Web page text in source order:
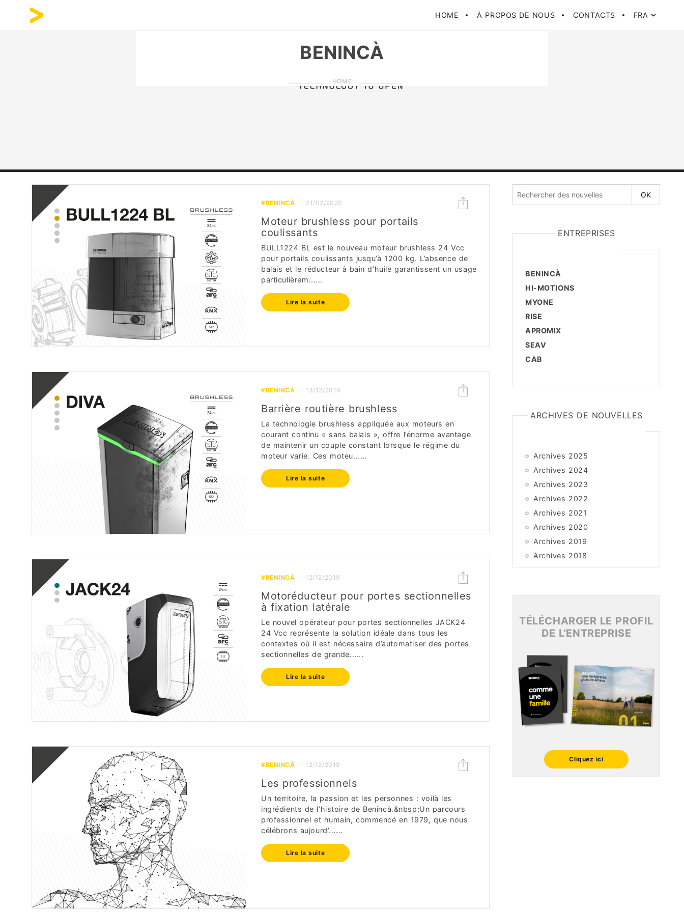
HOME À PROPOS DE NOUS CONTACTS FRA
BENINCÀ
HOME
#BENINCÀ 01/02/2020
Moteur brushless pour portails
coulissants
BULL1224 BL est le nouveau moteur brushless 24 Vcc
pour portails coulissants jusqu’à 1200 kg. L’absence de
balais et le réducteur à bain d’huile garantissent un usage
particulièrem......
Lire la suite
#BENINCÀ 13/12/2019
Barrière routière brushless
La technologie brushless appliquée aux moteurs en
courant continu « sans balais », offre l’énorme avantage
de maintenir un couple constant lorsque le régime du
moteur varie. Ces moteu......
Lire la suite
#BENINCÀ 12/12/2019
Motoréducteur pour portes sectionnelles
à fixation latérale
Le nouvel opérateur pour portes sectionnelles JACK24
24 Vcc représente la solution idéale dans tous les
contextes où il est nécessaire d’automatiser des portes
sectionnelles de grande......
Lire la suite
#BENINCÀ 12/12/2019
Les professionnels
Un territoire, la passion et les personnes : voilà les
ingrédients de l’histoire de Benincà.&nbsp;Un parcours
professionnel et humain, commencé en 1979, que nous
célébrons aujourd’......
Lire la suite
ENTREPRISES
BENINCÀ
HI-MOTIONS
MYONE
RISE
APROMIX
SEAV
CAB
ARCHIVES DE NOUVELLES
Archives 2025
Archives 2024
Archives 2023
Archives 2022
Archives 2021
Archives 2020
Archives 2019
Archives 2018
Archives 2017
Archives 2015
TÉLÉCHARGER LE PROFIL
DE L'ENTREPRISE
Cliquez ici